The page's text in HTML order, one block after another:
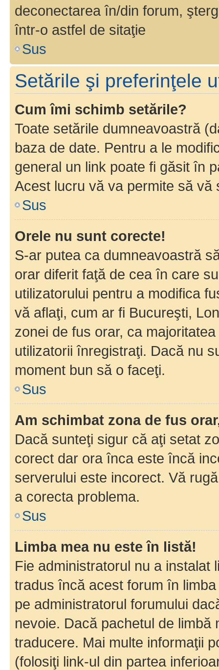
deconectarea în/din forum,
într-o astfel de sitaţie
Sus
Setările şi preferinţele
Cum îmi schimb setările?
Toate setările dumneavoastră
baza de date. Pentru a le
general un link poate fi găsit în
Acest lucru vă va permite să
Sus
Orele nu sunt corecte!
S-ar putea ca dumneavoastră
orar diferit faţă de cea în care
utilizatorului pentru a modifica
vă aflaţi, cum ar fi Bucureşti,
zonei de fus orar, ca
utilizatorii înregistraţi. Dacă nu
moment bun să o faceţi.
Sus
Am schimbat zona de fus
Dacă sunteţi sigur că aţi setat
corect dar ora înca este încă
serverului este incorect. Vă
a corecta problema.
Sus
Limba mea nu este în listă!
Fie administratorul nu a instalat
tradus încă acest forum în
pe administratorul forumului
nevoie. Dacă pachetul de
traducere. Mai multe informaţii
(folosiţi link-ul din partea